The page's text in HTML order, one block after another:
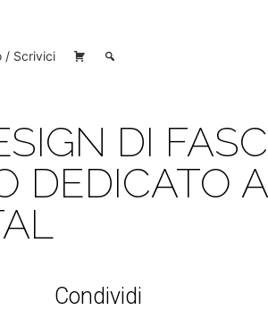
/ Scrivici
DI
DEDICATO
Condividi